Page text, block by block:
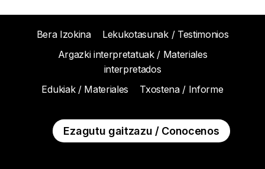
Bera Izokina
Lekukotasunak / Testimonios
Argazki interpretatuak / Materiales
interpretados
Edukiak / Materiales
Txostena / Informe
Ezagutu gaitzazu / Conocenos